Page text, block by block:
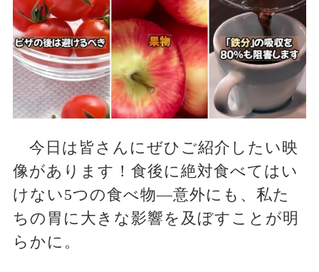
今日は皆さんにぜひご紹介したい映
像があります！食後に絶対食べてはい
けない5つの食べ物—意外にも、私た
ちの胃に大きな影響を及ぼすことが明
らかに。